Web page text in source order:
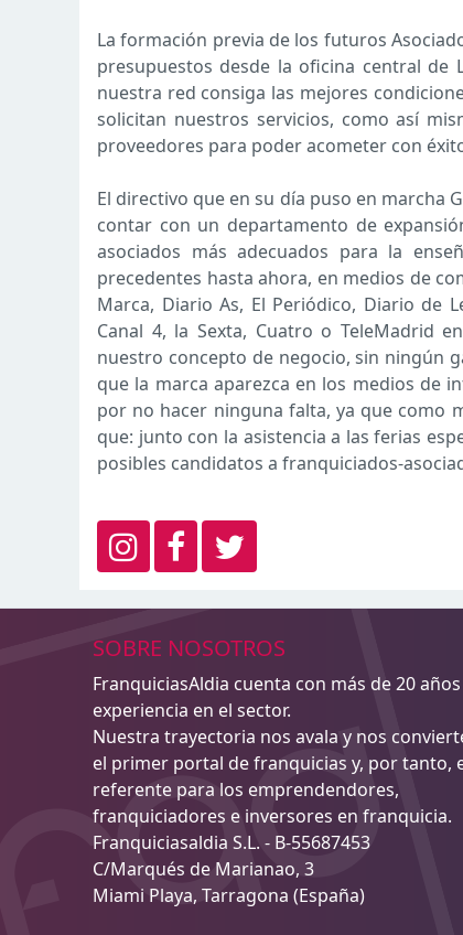
La formación previa de los futuros
presupuestos desde la oficina central de
nuestra red consiga las mejores
solicitan nuestros servicios, como así
proveedores para poder acometer con
El directivo que en su día puso en marcha
contar con un departamento de
asociados más adecuados para la
precedentes hasta ahora, en medios de
Marca, Diario As, El Periódico, Diario de
Canal 4, la Sexta, Cuatro o TeleMadrid
nuestro concepto de negocio, sin ningún
que la marca aparezca en los medios de
por no hacer ninguna falta, ya que como
que: junto con la asistencia a las ferias
posibles candidatos a franquiciados-
SOBRE NOSOTROS
FranquiciasAldia cuenta con más de 20
experiencia en el sector.
Nuestra trayectoria nos avala y nos
el primer portal de franquicias y, por tanto,
referente para los emprendendores,
franquiciadores e inversores en franquicia.
Franquiciasaldia S.L. - B-55687453
C/Marqués de Marianao, 3
Miami Playa, Tarragona (España)